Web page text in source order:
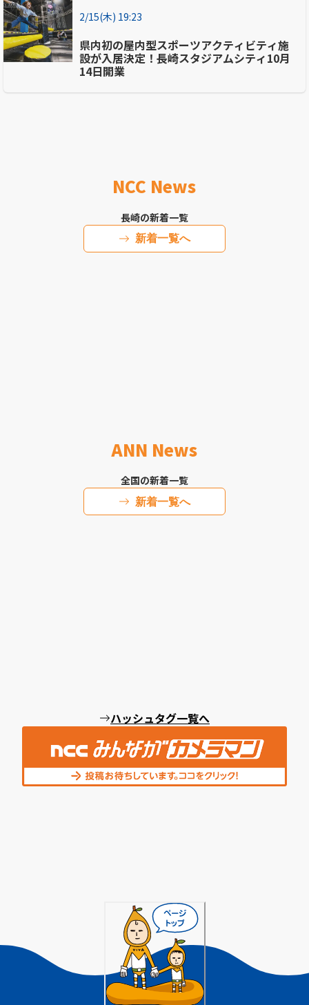
2/15(木) 19:23
県内初の屋内型スポーツアクティビティ施
設が入居決定！長崎スタジアムシティ10月
14日開業
NCC News
長崎の新着一覧
新着一覧へ
ANN News
全国の新着一覧
新着一覧へ
ハッシュタグ一覧へ